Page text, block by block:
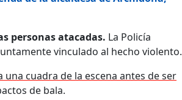
personas atacadas. La Policía
vinculado al hecho violento.
cuadra de la escena antes de ser
de bala.